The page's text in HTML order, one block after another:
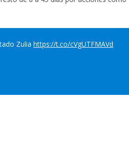
Zulia https://t.co/cVgUTFMAVd